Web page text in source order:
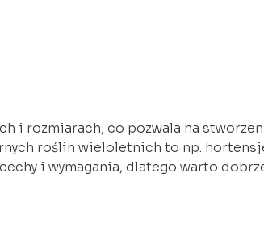
i rozmiarach, co pozwala na
roślin wieloletnich to np.
i wymagania, dlatego warto